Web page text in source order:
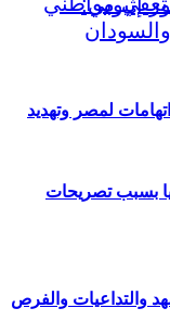
بسبب تصريحات
لمصر وتهديد
والتداعيات والفرص